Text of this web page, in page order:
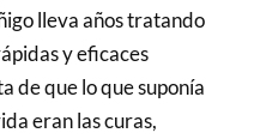
lleva años tratando
y eficaces
de que lo que suponía
eran las curas,